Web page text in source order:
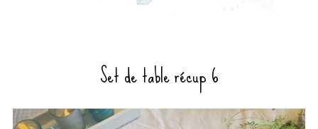
Set de table récup 6